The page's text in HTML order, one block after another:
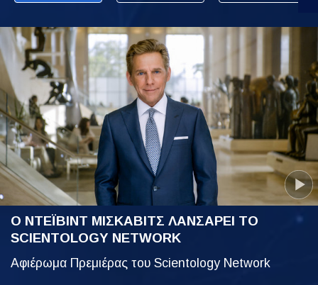
Ο ΝΤΕΪΒΙΝΤ ΜΙΣΚΑΒΙΤΣ ΛΑΝΣΑΡΕΙ ΤΟ
SCIENTOLOGY NETWORK
Αφιέρωμα Πρεμιέρας του Scientology Network